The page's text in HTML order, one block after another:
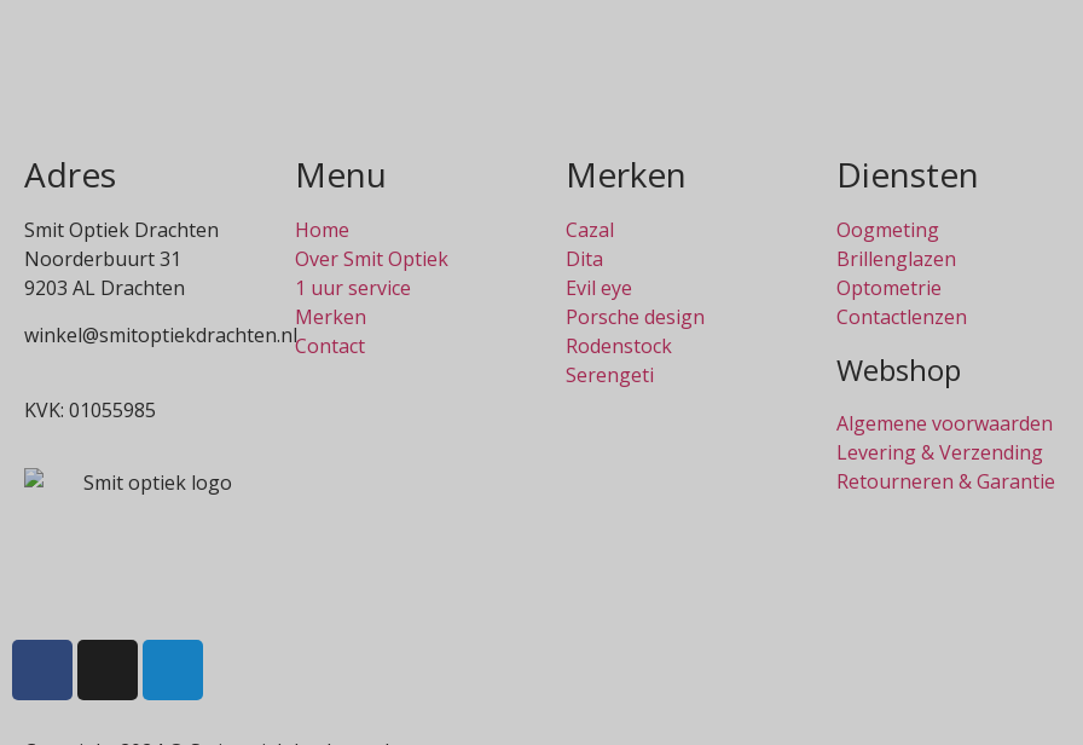
Adres
Smit Optiek Drachten
Noorderbuurt 31
9203 AL Drachten
winkel@smitoptiekdrachten.nl
KVK: 01055985
Menu
Home
Over Smit Optiek
1 uur service
Merken
Contact
Merken
Cazal
Dita
Evil eye
Porsche design
Rodenstock
Serengeti
Diensten
Oogmeting
Brillenglazen
Optometrie
Contactlenzen
Webshop
Algemene voorwaarden
Levering & Verzending
Retourneren & Garantie